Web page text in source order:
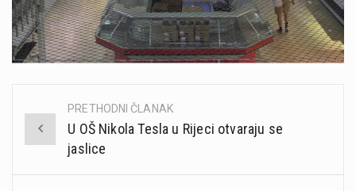
Post
navigation
PRETHODNI ČLANAK
U OŠ Nikola Tesla u Rijeci otvaraju se
jaslice